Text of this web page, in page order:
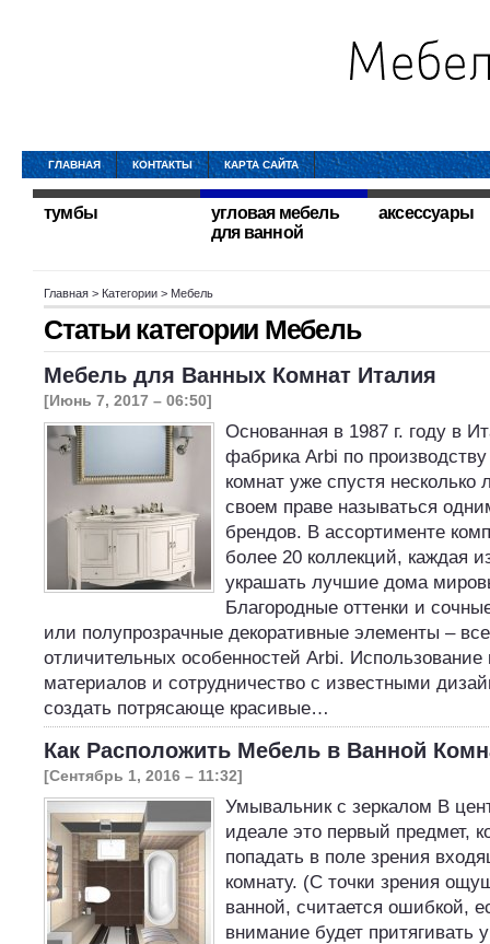
ГЛАВНАЯ КОНТАКТЫ КАРТА САЙТА
тумбы
угловая мебель
для ванной
аксессуары
Главная > Категории > Мебель
Статьи категории Мебель
Мебель для Ванных Комнат Италия
[Июнь 7, 2017 – 06:50]
Основанная в 1987 г. году в
фабрика Arbi по
комнат уже спустя несколько
своем праве называться
брендов. В ассортименте
более 20 коллекций, каждая
украшать лучшие дома
Благородные оттенки и
или полупрозрачные декоративные элементы –
отличительных особенностей Arbi. Использование
материалов и сотрудничество с известными
создать потрясающе красивые…
Как Расположить Мебель в Ванной
[Сентябрь 1, 2016 – 11:32]
Умывальник с зеркалом В
идеале это первый предмет,
попадать в поле зрения
комнату. (С точки зрения
ванной, считается ошибкой,
внимание будет притягивать